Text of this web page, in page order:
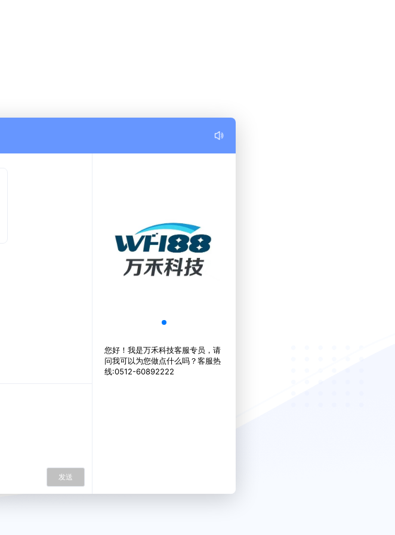
发送
您好！我是万禾科技客服专员，请
问我可以为您做点什么吗？客服热
线:0512-60892222